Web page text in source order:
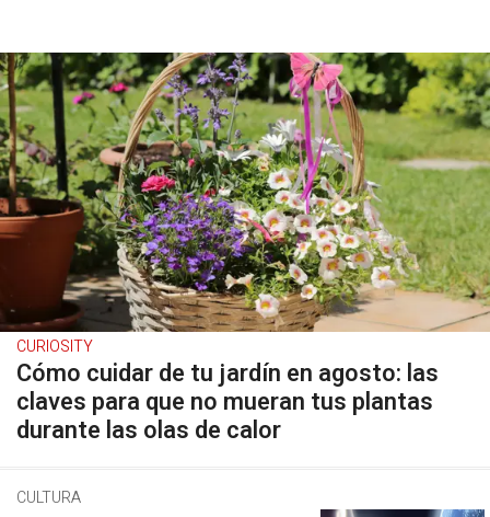
CURIOSITY
Cómo cuidar de tu jardín en agosto: las
claves para que no mueran tus plantas
durante las olas de calor
CULTURA